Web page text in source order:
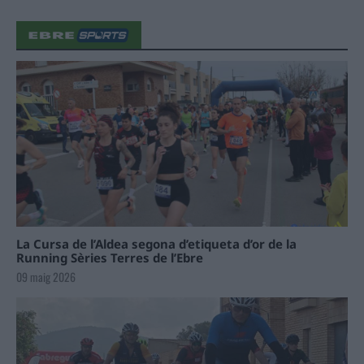
La Cursa de l’Aldea segona d’etiqueta d’or de la
Running Sèries Terres de l’Ebre
09 maig 2026